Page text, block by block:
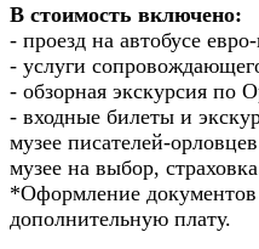
В стоимость включено:
- проезд на автобусе евро-
- услуги
- обзорная экскурсия по
- входные билеты и
музее писателей-
музее на выбор,
*Оформление
дополнительную плату.